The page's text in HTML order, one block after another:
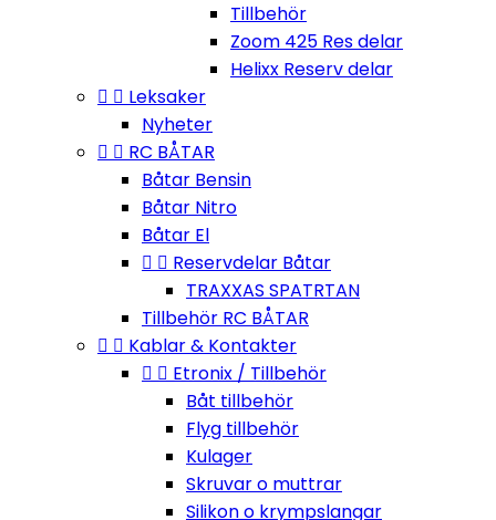
Tillbehör
Zoom 425 Res delar
Helixx Reserv delar
  Leksaker
Nyheter
  RC BÅTAR
Båtar Bensin
Båtar Nitro
Båtar El
  Reservdelar Båtar
TRAXXAS SPATRTAN
Tillbehör RC BÅTAR
  Kablar & Kontakter
  Etronix / Tillbehör
Båt tillbehör
Flyg tillbehör
Kulager
Skruvar o muttrar
Silikon o krympslangar